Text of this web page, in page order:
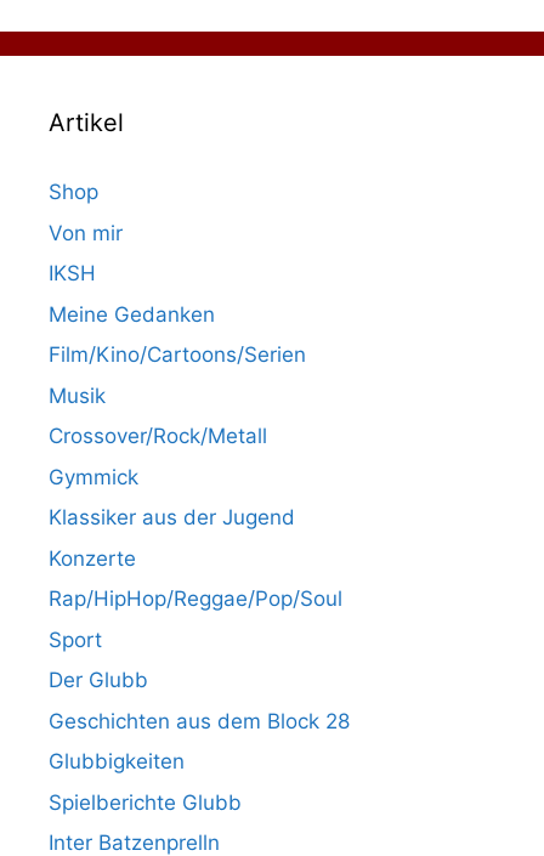
Artikel
Shop
Von mir
IKSH
Meine Gedanken
Film/Kino/Cartoons/Serien
Musik
Crossover/Rock/Metall
Gymmick
Klassiker aus der Jugend
Konzerte
Rap/HipHop/Reggae/Pop/Soul
Sport
Der Glubb
Geschichten aus dem Block 28
Glubbigkeiten
Spielberichte Glubb
Inter Batzenprelln